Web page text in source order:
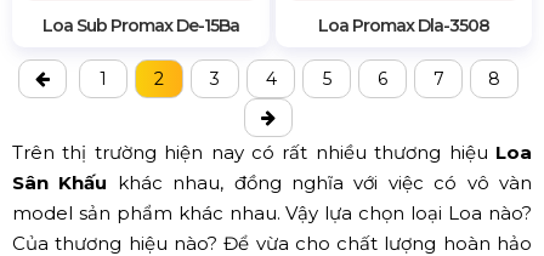
Loa Sub Promax De-15Ba Loa Promax Dla-3508
1 2 3 4 5 6 7 8
Trên thị trường hiện nay có rất nhiều thương hiệu Loa
Sân Khấu khác nhau, đồng nghĩa với việc có vô vàn
model sản phẩm khác nhau. Vậy lựa chọn loại Loa nào?
Của thương hiệu nào? Để vừa cho chất lượng hoàn hảo